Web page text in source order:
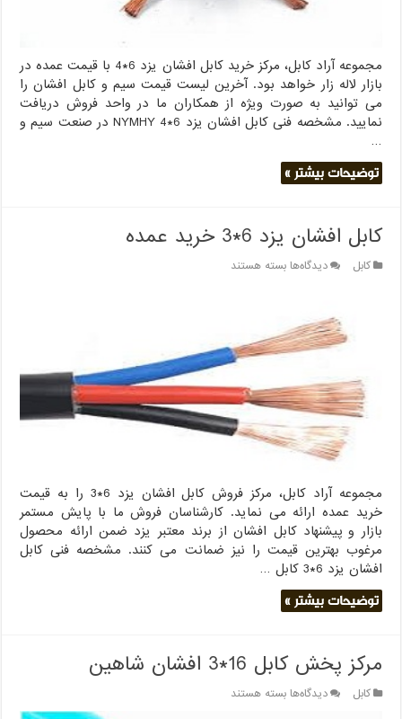
مجموعه آراد کابل، مرکز خرید کابل افشان یزد 6*4 با قیمت عمده در
بازار لاله زار خواهد بود. آخرین لیست قیمت سیم و کابل افشان را
می توانید به صورت ویژه از همکاران ما در واحد فروش دریافت
نمایید. مشخصه فنی کابل افشان یزد 6*4 NYMHY در صنعت سیم و
…
توضیحات بیشتر »
کابل افشان یزد 6*3 خرید عمده
کابل دیدگاه‌هابرای
خرید
بسته هستند
مجموعه آراد کابل، مرکز فروش کابل افشان یزد 6*3 را به قیمت
خرید عمده ارائه می نماید. کارشناسان فروش ما با پایش مستمر
بازار و پیشنهاد کابل افشان از برند معتبر یزد ضمن ارائه محصول
مرغوب بهترین قیمت را نیز ضمانت می کنند. مشخصه فنی کابل
افشان یزد 6*3 کابل …
توضیحات بیشتر »
مرکز پخش کابل 16*3 افشان شاهین
کابل دیدگاه‌هابرای
بسته هستند